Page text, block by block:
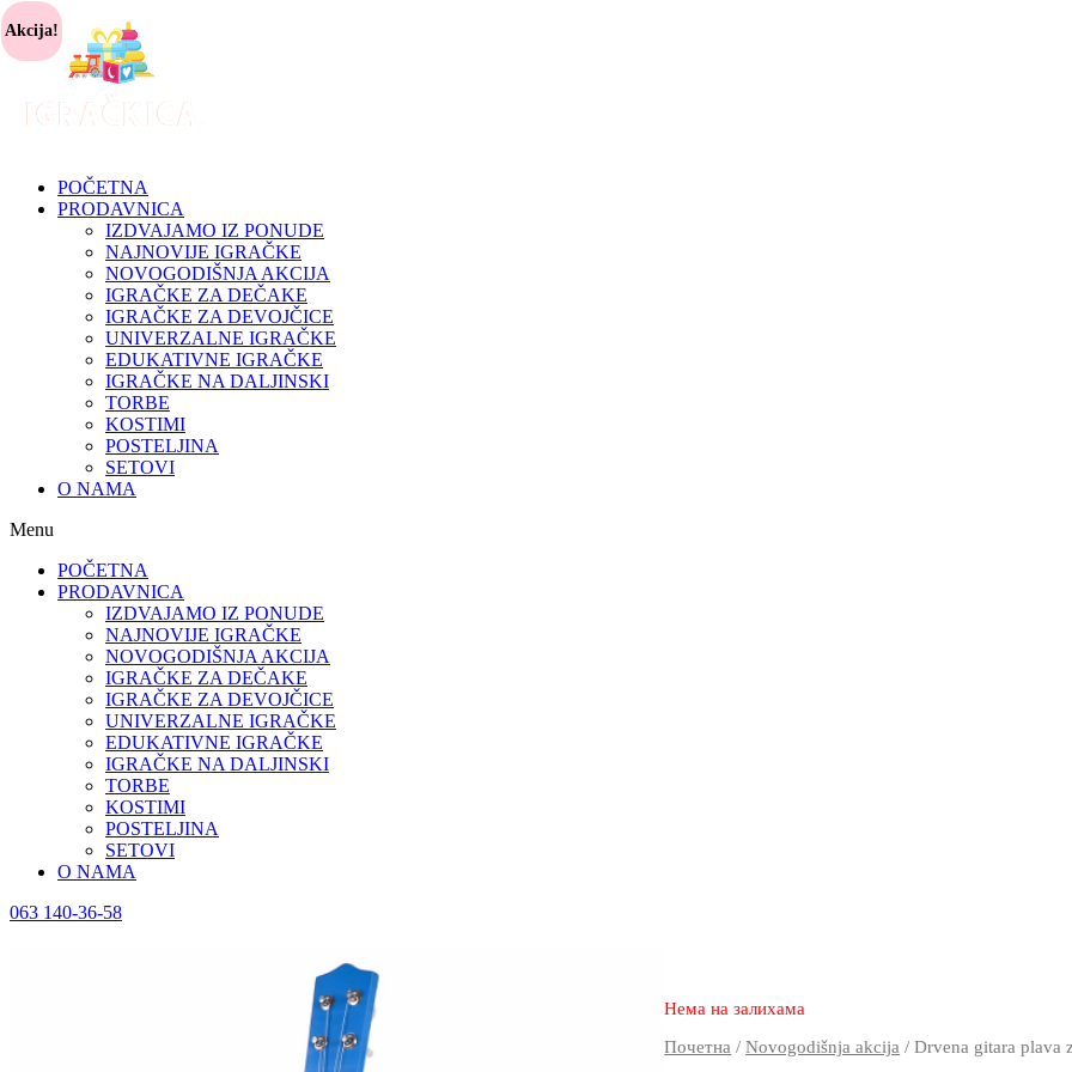
POČETNA
PRODAVNICA
IZDVAJAMO IZ PONUDE
NAJNOVIJE IGRAČKE
NOVOGODIŠNJA AKCIJA
IGRAČKE ZA DEČAKE
IGRAČKE ZA DEVOJČICE
UNIVERZALNE IGRAČKE
EDUKATIVNE IGRAČKE
IGRAČKE NA DALJINSKI
TORBE
KOSTIMI
POSTELJINA
SETOVI
O NAMA
Menu
POČETNA
PRODAVNICA
IZDVAJAMO IZ PONUDE
NAJNOVIJE IGRAČKE
NOVOGODIŠNJA AKCIJA
IGRAČKE ZA DEČAKE
IGRAČKE ZA DEVOJČICE
UNIVERZALNE IGRAČKE
EDUKATIVNE IGRAČKE
IGRAČKE NA DALJINSKI
TORBE
KOSTIMI
POSTELJINA
SETOVI
O NAMA
063 140-36-58
Akcija!
Нема на залихама
Почетна /Novogodišnja akcija / Drvena gitara plava